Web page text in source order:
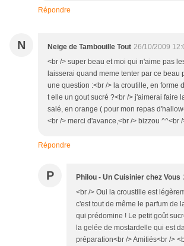
Répondre
N Neige de Tambouille Tout 26/10/2009
<br /> super beau et moi qui n'aime pas
laisserai quand meme tenter par ce beau
une question :<br /> la croutille, en forme
t elle un gout sucré ?<br /> j'aimerai faire
salé, en orange ( pour mon repas
<br /> merci d'avance,<br /> bizzou ^^<br
Répondre
P Philou - Un Cuisinier chez Vous
<br /> Oui la croustille est
c'est tout de même le parfum de
qui prédomine ! Le petit goût
la gelée de mostardelle qui est
préparation<br /> Amitiés<br />